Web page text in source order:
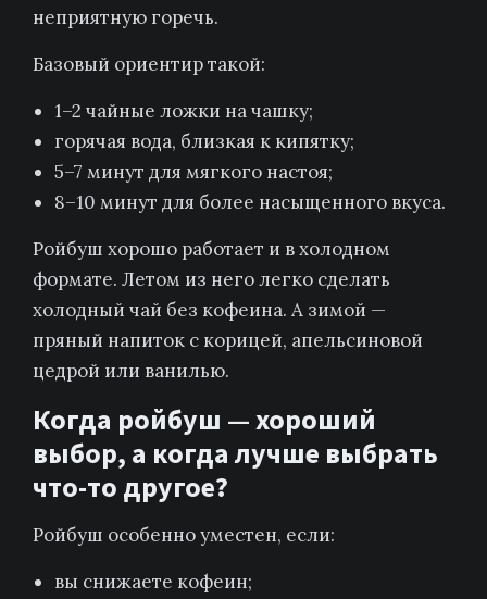
неприятную горечь.
Базовый ориентир такой:
1–2 чайные ложки на чашку;
горячая вода, близкая к кипятку;
5–7 минут для мягкого настоя;
8–10 минут для более насыщенного вкуса.
Ройбуш хорошо работает и в холодном
формате. Летом из него легко сделать
холодный чай без кофеина. А зимой —
пряный напиток с корицей, апельсиновой
цедрой или ванилью.
Когда ройбуш — хороший
выбор, а когда лучше выбрать
что-то другое?
Ройбуш особенно уместен, если:
вы снижаете кофеин;